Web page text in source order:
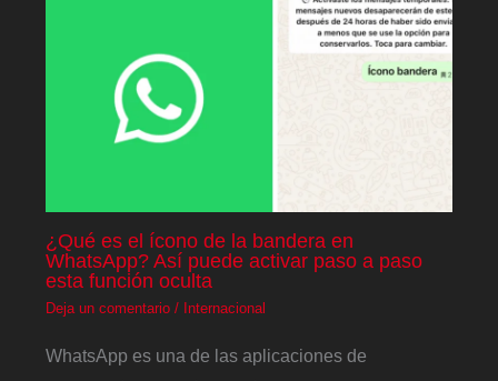
¿Qué es el ícono de la bandera en
WhatsApp? Así puede activar paso a paso
esta función oculta
Deja un comentario / Internacional
WhatsApp es una de las aplicaciones de